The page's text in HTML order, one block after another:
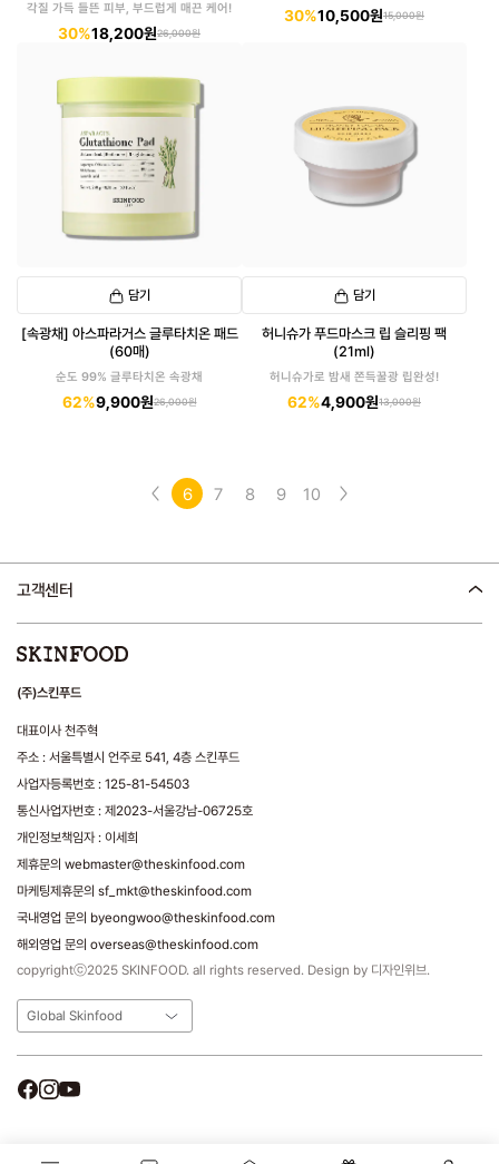
각질 가득 들뜬 피부, 부드럽게 매끈 케어!
30%18,200원26,000원
30%10,500원15,000원
담기
[속광채] 아스파라거스 글루타치온 패드
(60매)
순도 99% 글루타치온 속광채
62%9,900원26,000원
담기
허니슈가 푸드마스크 립 슬리핑 팩
(21ml)
허니슈가로 밤새 쫀득꿀광 립완성!
62%4,900원13,000원
6 7 8 9 10
고객센터
(주)스킨푸드
대표이사 천주혁
주소 : 서울특별시 언주로 541, 4층 스킨푸드
사업자등록번호 : 125-81-54503
통신사업자번호 : 제2023-서울강남-06725호
개인정보책임자 : 이세희
제휴문의 webmaster@theskinfood.com
마케팅제휴문의 sf_mkt@theskinfood.com
국내영업 문의 byeongwoo@theskinfood.com
해외영업 문의 overseas@theskinfood.com
copyrightⓒ2025 SKINFOOD. all rights reserved. Design by 디자인위브.
Global Skinfood